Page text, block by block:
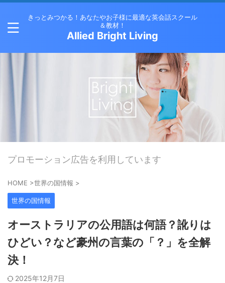
きっとみつかる！あなたやお子様に最適な英会話スクール
＆教材！
Allied Bright Living
プロモーション広告を利用しています
HOME >世界の国情報 >
世界の国情報
オーストラリアの公用語は何語？訛りは
ひどい？など豪州の言葉の「？」を全解
決！
2025年12月7日